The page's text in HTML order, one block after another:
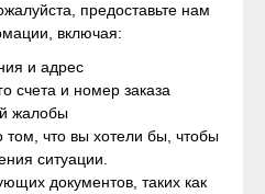
предоставьте нам
включая:
и адрес
счета и номер заказа
жалобы
что вы хотели бы, чтобы
ситуации.
документов, таких как